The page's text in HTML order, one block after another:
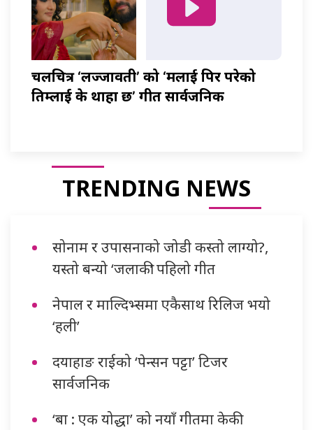
चलचित्र ‘लज्जावती’ को ‘मलाई पिर परेको
तिम्लाई के थाहा छ’ गीत सार्वजनिक
TRENDING NEWS
सोनाम र उपासनाको जोडी कस्तो लाग्यो?,
यस्तो बन्यो ‘जलाकी’ पहिलो गीत
नेपाल र माल्दिभ्समा एकैसाथ रिलिज भयो
‘हली’
दयाहाङ राईको ‘पेन्सन पट्टा’ टिजर
सार्वजनिक
‘बा : एक योद्धा’ को नयाँ गीतमा केकी